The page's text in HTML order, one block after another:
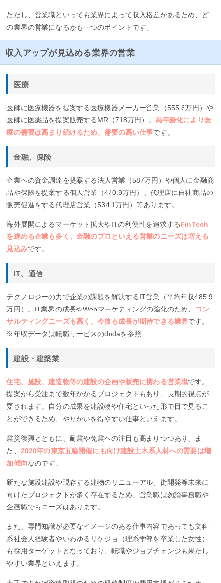
ただし、営業職といっても業界によって収入格差があるため、ど
の業界の営業になるかも一つのポイントです。
収入アップが見込める業界の営業
医療
医師に医療機器を提案する医療機器メーカー営業（555.6万円）や
医師に医薬品を提案販売するMR（718万円）。 高年齢化により医
療の需要は高まり続けるため、需要の高い仕事です。
金融、保険
企業への資金調達を提案する法人営業（587万円）や個人に金融商
品や保険を提案する個人営業（440.9万円）、代理店に自社商品の
販売促進をする代理店営業（534.1万円）等あります。
海外展開によるマーケット拡大やITの利便性を追求するFinTech
を進める企業も多く、金融のプロといえる営業のニーズは増える
見込みです。
IT、通信
テクノロジーの力で企業の課題を解決するIT営業（平均年収485.9
万円）。IT業界の成長やWebマーケティングの強化のため、
コン
サルティングニーズも高く、今後も成長が期待できる業界です。
※年収データは転職サービスのdodaを参照
建設・建築業
住宅、施設、建造物等の建設の企画や販売に携わる営業職です。
提案から受注まで数年かかるプロジェクトもあり、長期的視点が
要されます。自分の成果を建設物や住宅といった形で目で見るこ
とができるため、やりがいを得やすい仕事といえます。
震災復興とともに、耐震や免震への注目も高まりつつあり、ま
た、 2020年の東京五輪開催にも向け建設土木系人材への需要は増
加傾向なのです。
新たな施設建設や現存する建物のリニューアル、街開発等未来に
向けたプロジェクトが多く存在するため、営業職は勿論事務職や
企画職でもニーズはあります。
また、専門知識が必要なイメージのある仕事内容であっても文科
系社会人経験者やいわゆるリケジョ（理系学部を卒業した女性）
も採用ターゲットとなっており、転職やジョブチェンジも果たし
やすい業界といえます。